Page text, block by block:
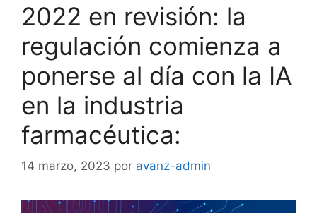
2022 en revisión: la
regulación comienza a
ponerse al día con la IA
en la industria
farmacéutica:
14 marzo, 2023 por avanz-admin